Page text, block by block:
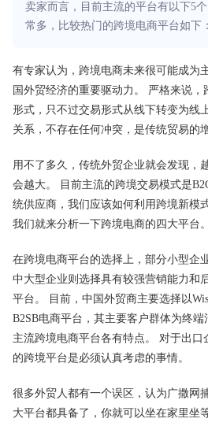
卖家而言，目前主流的平台有以下5
常多，比较热门的跨境电商平台如下：
有专家认为，跨境电商未来很可能成为
国外贸经济的重要驱动力。 严格来说
形式，只不过交易形式从线下转变为线
关系，不存在任何冲突，是传统贸易的
用不了多久，传统外贸企业就会发现，
会越大。 目前主流的跨境交易模式是
统供应商，我们应该如何利用跨境新模
我们就来分析一下跨境电商的四大平台。
在跨境电商平台的选择上，部分小型企
中大型企业则选择具有较强营销能力和
平台。 目前，中国外贸商主要选择以
B2SB电商平台，其主要客户群体为终
主流跨境电商平台各有特点。 对于出
的跨境平台是必须认真考虑的事情。
很多外贸人都有一个误区，认为广撒网
大平台都具备了，你就可以坐在家里坐